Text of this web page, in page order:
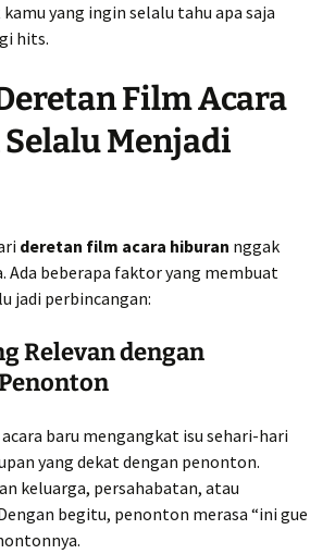
yang ingin selalu tahu apa saja
hits.
Film Acara
Menjadi
deretan film acara hiburan nggak
Ada beberapa faktor yang membuat
jadi perbincangan:
Relevan dengan
baru mengangkat isu sehari-hari
yang dekat dengan penonton.
keluarga, persahabatan, atau
begitu, penonton merasa “ini gue